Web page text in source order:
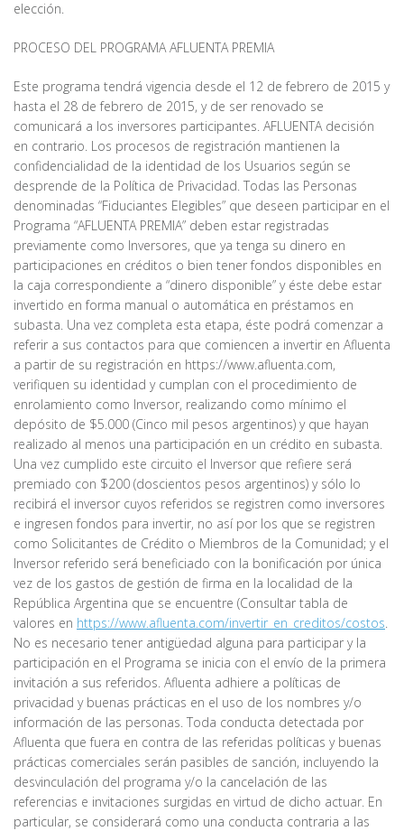
elección.
PROCESO DEL PROGRAMA AFLUENTA PREMIA
Este programa tendrá vigencia desde el 12 de febrero de 2015 y
hasta el 28 de febrero de 2015, y de ser renovado se
comunicará a los inversores participantes. AFLUENTA decisión
en contrario. Los procesos de registración mantienen la
confidencialidad de la identidad de los Usuarios según se
desprende de la Política de Privacidad. Todas las Personas
denominadas “Fiduciantes Elegibles” que deseen participar en el
Programa “AFLUENTA PREMIA” deben estar registradas
previamente como Inversores, que ya tenga su dinero en
participaciones en créditos o bien tener fondos disponibles en
la caja correspondiente a “dinero disponible” y éste debe estar
invertido en forma manual o automática en préstamos en
subasta. Una vez completa esta etapa, éste podrá comenzar a
referir a sus contactos para que comiencen a invertir en Afluenta
a partir de su registración en https://www.afluenta.com,
verifiquen su identidad y cumplan con el procedimiento de
enrolamiento como Inversor, realizando como mínimo el
depósito de $5.000 (Cinco mil pesos argentinos) y que hayan
realizado al menos una participación en un crédito en subasta.
Una vez cumplido este circuito el Inversor que refiere será
premiado con $200 (doscientos pesos argentinos) y sólo lo
recibirá el inversor cuyos referidos se registren como inversores
e ingresen fondos para invertir, no así por los que se registren
como Solicitantes de Crédito o Miembros de la Comunidad; y el
Inversor referido será beneficiado con la bonificación por única
vez de los gastos de gestión de firma en la localidad de la
República Argentina que se encuentre (Consultar tabla de
valores en https://www.afluenta.com/invertir_en_creditos/costos
No es necesario tener antigüedad alguna para participar y la
participación en el Programa se inicia con el envío de la primera
invitación a sus referidos. Afluenta adhiere a políticas de
privacidad y buenas prácticas en el uso de los nombres y/o
información de las personas. Toda conducta detectada por
Afluenta que fuera en contra de las referidas políticas y buenas
prácticas comerciales serán pasibles de sanción, incluyendo la
desvinculación del programa y/o la cancelación de las
referencias e invitaciones surgidas en virtud de dicho actuar. En
particular, se considerará como una conducta contraria a las